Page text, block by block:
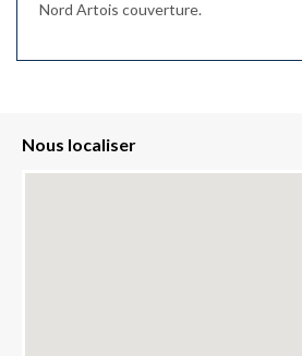
Nord Artois couverture.
Nous localiser